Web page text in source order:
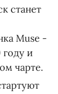
станет
Muse -
и
чарте.